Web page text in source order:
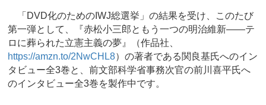
「DVD化のためのIWJ総選挙」の結果を受け、このたび
第一弾として、『赤松小三郎ともう一つの明治維新――テ
ロに葬られた立憲主義の夢』（作品社、
https://amzn.to/2NwCHL8）の著者である関良基氏へのイン
タビュー全3巻と、前文部科学省事務次官の前川喜平氏へ
のインタビュー全3巻を製作中です。